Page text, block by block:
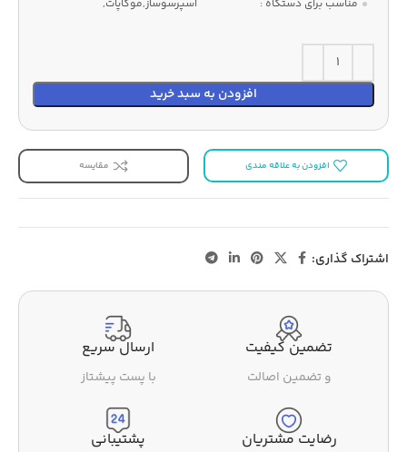
مناسب برای دستگاه :
اسپرسوساز,موکاپات,
افزودن به سبد خرید
افزودن به علاقه مندی مقایسه
اشتراک گذاری:
تضمین کیفیت
و تضمین اصالت
ارسال سریع
با پست پیشتاز
رضایت مشتریان پشتیبانی